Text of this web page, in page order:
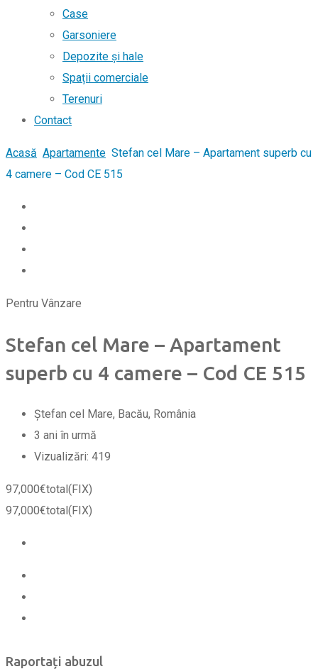
Case
Garsoniere
Depozite și hale
Spații comerciale
Terenuri
Contact
Acasă Apartamente Stefan cel Mare – Apartament superb cu
4 camere – Cod CE 515
Pentru Vânzare
Stefan cel Mare – Apartament
superb cu 4 camere – Cod CE 515
Ștefan cel Mare, Bacău, România
3 ani în urmă
Vizualizări: 419
97,000€total (FIX)
97,000€total (FIX)
Raportați abuzul